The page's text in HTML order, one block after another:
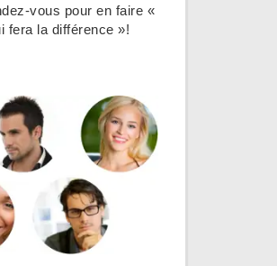
vous pour en faire «
fera la différence »!